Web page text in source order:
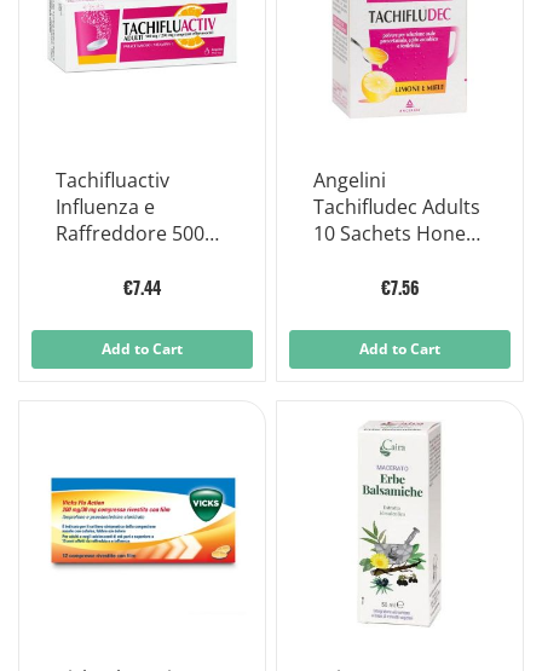
Tachifluactiv
Influenza e
Raffreddore 500
Compresse
€7.44
Add to Cart
Angelini
Tachifludec Adults
10 Sachets Honey
Solution€7.56
Add to Cart